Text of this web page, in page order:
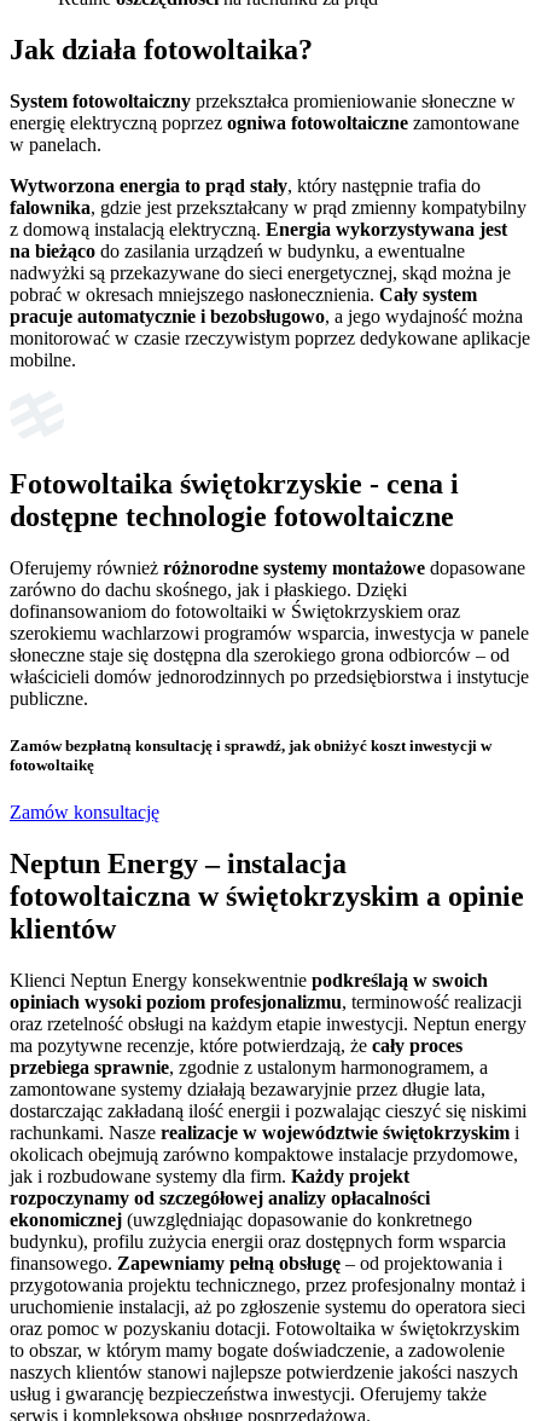
Jak działa fotowoltaika?
System fotowoltaiczny przekształca promieniowanie słoneczne w
energię elektryczną poprzez ogniwa fotowoltaiczne zamontowane
w panelach.
Wytworzona energia to prąd stały, który następnie trafia do
falownika, gdzie jest przekształcany w prąd zmienny kompatybilny
z domową instalacją elektryczną. Energia wykorzystywana jest
na bieżąco do zasilania urządzeń w budynku, a ewentualne
nadwyżki są przekazywane do sieci energetycznej, skąd można je
pobrać w okresach mniejszego nasłonecznienia. Cały system
pracuje automatycznie i bezobsługowo, a jego wydajność można
monitorować w czasie rzeczywistym poprzez dedykowane aplikacje
mobilne.
Fotowoltaika świętokrzyskie - cena i
dostępne technologie fotowoltaiczne
Oferujemy również różnorodne systemy montażowe dopasowane
zarówno do dachu skośnego, jak i płaskiego. Dzięki
dofinansowaniom do fotowoltaiki w Świętokrzyskiem oraz
szerokiemu wachlarzowi programów wsparcia, inwestycja w panele
słoneczne staje się dostępna dla szerokiego grona odbiorców – od
właścicieli domów jednorodzinnych po przedsiębiorstwa i instytucje
publiczne.
Zamów bezpłatną konsultację i sprawdź, jak obniżyć koszt inwestycji w
fotowoltaikę
Zamów konsultację
Neptun Energy –instalacja
fotowoltaiczna w świętokrzyskim a opinie
klientów
Klienci Neptun Energy konsekwentnie podkreślają w swoich
opiniach wysoki poziom profesjonalizmu, terminowość realizacji
oraz rzetelność obsługi na każdym etapie inwestycji. Neptun energy
ma pozytywne recenzje, które potwierdzają, że cały proces
przebiega sprawnie, zgodnie z ustalonym harmonogramem, a
zamontowane systemy działają bezawaryjnie przez długie lata,
dostarczając zakładaną ilość energii i pozwalając cieszyć się niskimi
rachunkami. Nasze realizacje w województwie świętokrzyskim i
okolicach obejmują zarówno kompaktowe instalacje przydomowe,
jak i rozbudowane systemy dla firm. Każdy projekt
rozpoczynamy od szczegółowej analizy opłacalności
ekonomicznej (uwzględniając dopasowanie do konkretnego
budynku), profilu zużycia energii oraz dostępnych form wsparcia
finansowego. Zapewniamy pełną obsługę – od projektowania i
przygotowania projektu technicznego, przez profesjonalny montaż i
uruchomienie instalacji, aż po zgłoszenie systemu do operatora sieci
oraz pomoc w pozyskaniu dotacji. Fotowoltaika w świętokrzyskim
to obszar, w którym mamy bogate doświadczenie, a zadowolenie
naszych klientów stanowi najlepsze potwierdzenie jakości naszych
usług i gwarancję bezpieczeństwa inwestycji. Oferujemy także
serwis i kompleksową obsługę posprzedażową.